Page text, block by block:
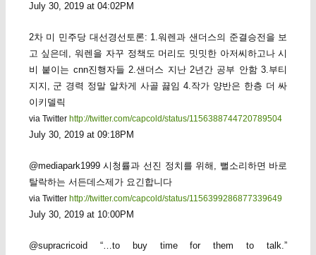
July 30, 2019 at 04:02PM
2차 미 민주당 대선경선토론: 1.워렌과 샌더스의 준결승전을 보
고 싶은데, 워렌을 자꾸 정책도 머리도 밋밋한 아저씨하고나 시
비 붙이는 cnn진행자들 2.샌더스 지난 2년간 공부 안함 3.부티
지지, 군 경력 정말 알차게 사골 끓임 4.작가 양반은 한층 더 싸
이키델릭
via Twitter http://twitter.com/capcold/status/1156388744720789504
July 30, 2019 at 09:18PM
@mediapark1999 시청률과 선진 정치를 위해, 뻘소리하면 바로
탈락하는 서든데스제가 요긴합니다
via Twitter http://twitter.com/capcold/status/1156399286877339649
July 30, 2019 at 10:00PM
@supracricoid “…to buy time for them to talk.”